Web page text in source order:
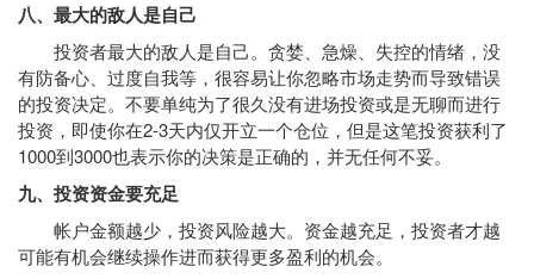
八、最大的敌人是自己
投资者最大的敌人是自己。贪婪、急燥、失控的情绪，没
有防备心、过度自我等，很容易让你忽略市场走势而导致错误
的投资决定。不要单纯为了很久没有进场投资或是无聊而进行
投资，即使你在2-3天内仅开立一个仓位，但是这笔投资获利了
1000到3000也表示你的决策是正确的，并无任何不妥。
九、投资资金要充足
帐户金额越少，投资风险越大。资金越充足，投资者才越
可能有机会继续操作进而获得更多盈利的机会。